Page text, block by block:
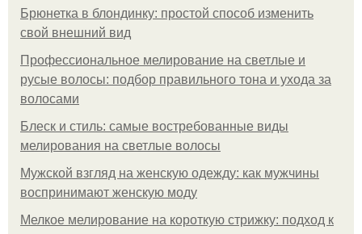
Брюнетка в блондинку: простой способ изменить
свой внешний вид
Профессиональное мелирование на светлые и
русые волосы: подбор правильного тона и ухода за
волосами
Блеск и стиль: самые востребованные виды
мелирования на светлые волосы
Мужской взгляд на женскую одежду: как мужчины
воспринимают женскую моду
Мелкое мелирование на короткую стрижку: подход к